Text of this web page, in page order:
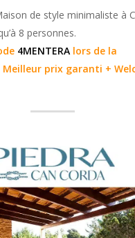
de style minimaliste à
8 personnes.
4MENTERA lors de la
prix garanti +